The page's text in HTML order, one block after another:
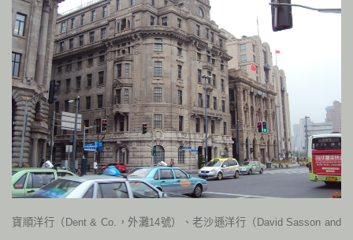
寶順洋行（Dent & Co.，外灘14號）、老沙遜洋行（David Sasson and